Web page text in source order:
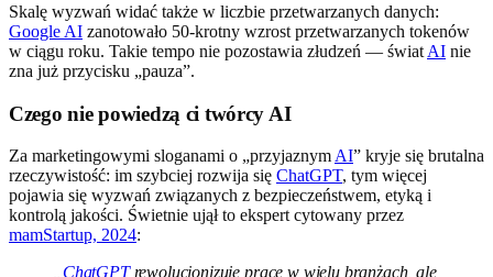
Skalę wyzwań widać także w liczbie przetwarzanych danych:
Google AI zanotowało 50-krotny wzrost przetwarzanych tokenów
w ciągu roku. Takie tempo nie pozostawia złudzeń — świat AI nie
zna już przycisku „pauza”.
Czego nie powiedzą ci twórcy AI
Za marketingowymi sloganami o „przyjaznym AI” kryje się brutalna
rzeczywistość: im szybciej rozwija się ChatGPT, tym więcej
pojawia się wyzwań związanych z bezpieczeństwem, etyką i
kontrolą jakości. Świetnie ujął to ekspert cytowany przez
mamStartup, 2024:
ChatGPTrewolucjonizuje pracę w wielu branżach, ale